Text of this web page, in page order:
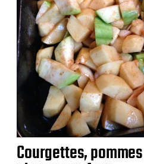
Courgettes,